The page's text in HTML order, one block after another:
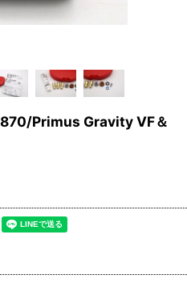
Primus Gravity VF＆